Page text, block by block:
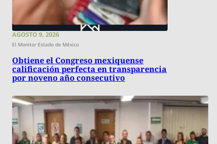
AGOSTO 9, 2026
El Monitor Estado de México
Obtiene el Congreso mexiquense
calificación perfecta en transparencia
por noveno año consecutivo